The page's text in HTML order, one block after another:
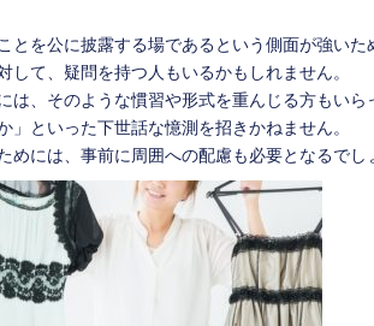
とを公に披露する場であるという側面が強いた
して、疑問を持つ人もいるかもしれません。
は、そのような慣習や形式を重んじる方もいら
」といった下世話な憶測を招きかねません。
めには、事前に周囲への配慮も必要となるでし